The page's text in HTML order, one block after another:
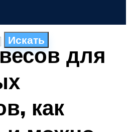
Искать
для
как